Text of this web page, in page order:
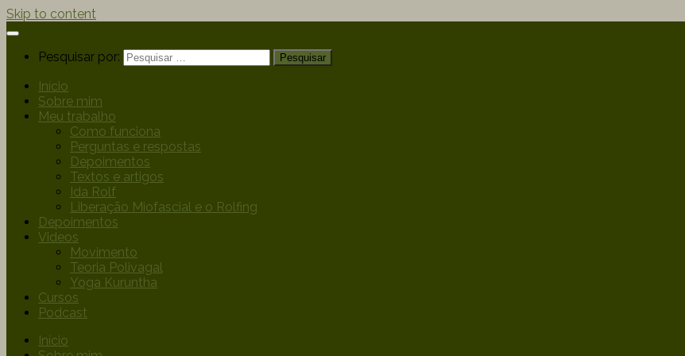
Skip to content
Pesquisar por:
Início
Sobre mim
Meu trabalho
Como funciona
Perguntas e respostas
Depoimentos
Textos e artigos
Ida Rolf
Liberação Miofascial e o Rolfing
Depoimentos
Videos
Movimento
Teoria Polivagal
Yoga Kuruntha
Cursos
Podcast
Início